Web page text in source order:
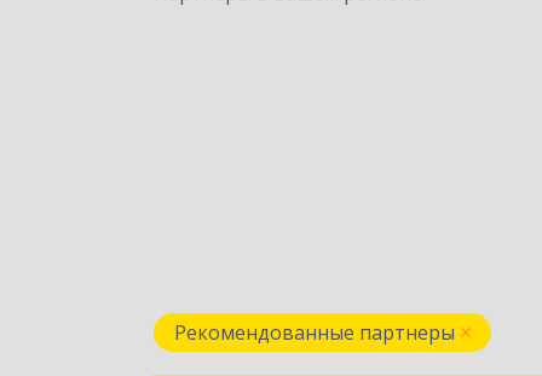
Рекомендованные партнеры